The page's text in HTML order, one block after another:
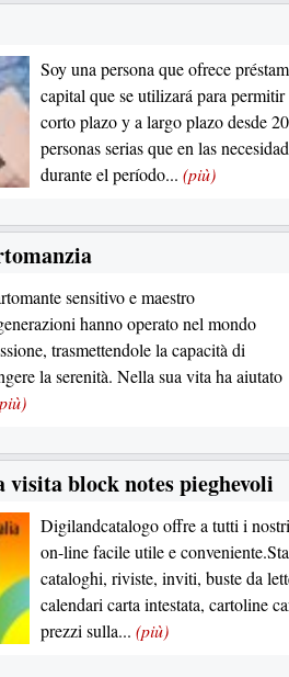
Soy una persona que ofrece
capital que se utilizará para
corto plazo y a largo plazo desde
personas serias que en las
durante el período... (più)
sensitivo e maestro
hanno operato nel mondo
trasmettendole la capacità di
la serenità. Nella sua vita ha aiutato
block notes pieghevoli
Digilandcatalogo offre a tutti i
on-line facile utile e
cataloghi, riviste, inviti, buste da
calendari carta intestata, cartoline
prezzi sulla... (più)